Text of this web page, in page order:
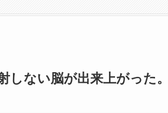
しない脳が出来上がった。